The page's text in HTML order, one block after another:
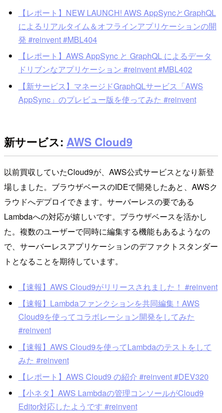
【レポート】NEW LAUNCH! AWS AppSyncとGraphQL
によるリアルタイム＆オフラインアプリケーションの開
発 #reinvent #MBL404
【レポート】AWS AppSync と GraphQL によるデータ
ドリブンなアプリケーション #reinvent #MBL402
【新サービス】マネージドGraphQLサービス「AWS
AppSync」のプレビュー版を使ってみた #reinvent
新サービス: AWS Cloud9
以前買収していたCloud9が、AWS公式サービスとなり新登
場しました。ブラウザベースのIDEで開発したあと、AWSク
ラウドへデプロイできます。サーバーレスの要である
Lambdaへの対応が嬉しいです。ブラウザベースを活かし
た。複数のユーザーで同時に編集する機能もあるようなの
で、サーバーレスアプリケーションのデファクトスタンダー
トとなることを期待しています。
【速報】AWS Cloud9がリリースされました！ #reinvent
【速報】Lambdaファンクションを共同編集！AWS
Cloud9を使ってコラボレーション開発をしてみた
#reinvent
【速報】AWS Cloud9を使ってLambdaのテストをして
みた #reinvent
【レポート】AWS Cloud9 の紹介 #reinvent #DEV320
【小ネタ】AWS Lambdaの管理コンソールがCloud9
Editor対応したようです #reinvent